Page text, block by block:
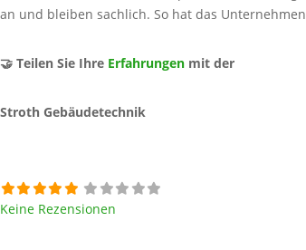
an und bleiben sachlich. So hat das
🤝 Teilen Sie Ihre Erfahrungen mit der
Stroth Gebäudetechnik
Keine Rezensionen